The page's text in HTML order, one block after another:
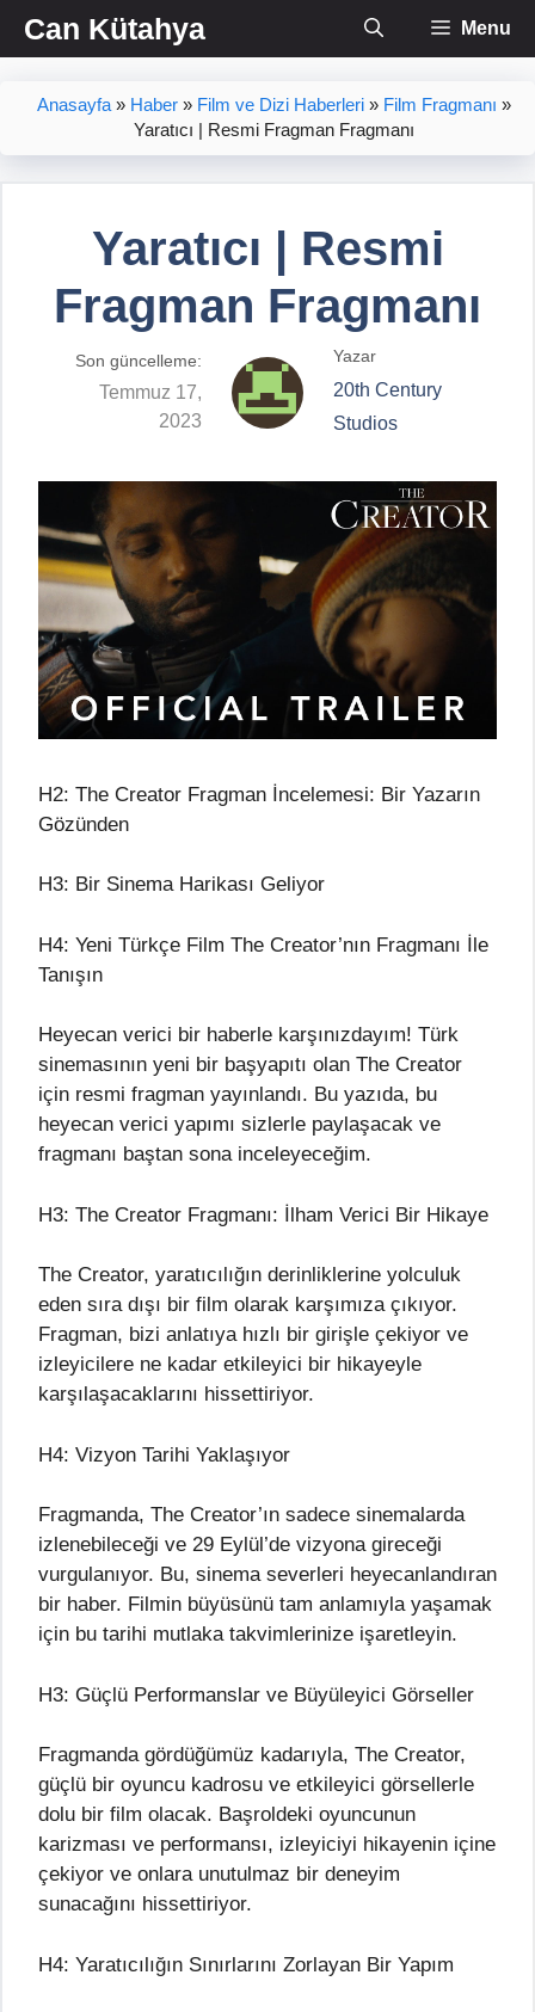
İçeriğe
atlaCan Kütahya Menu
Anasayfa» Haber» Film ve Dizi Haberleri» Film Fragmanı »
Yaratıcı | Resmi Fragman Fragmanı
Yaratıcı | Resmi
Fragman Fragmanı
Son güncelleme:
Temmuz 17,
2023
Yazar
20th Century
Studios
H2: The Creator Fragman İncelemesi: Bir Yazarın
Gözünden
H3: Bir Sinema Harikası Geliyor
H4: Yeni Türkçe Film The Creator’nın Fragmanı İle
Tanışın
Heyecan verici bir haberle karşınızdayım! Türk
sinemasının yeni bir başyapıtı olan The Creator
için resmi fragman yayınlandı. Bu yazıda, bu
heyecan verici yapımı sizlerle paylaşacak ve
fragmanı baştan sona inceleyeceğim.
H3: The Creator Fragmanı: İlham Verici Bir Hikaye
The Creator, yaratıcılığın derinliklerine yolculuk
eden sıra dışı bir film olarak karşımıza çıkıyor.
Fragman, bizi anlatıya hızlı bir girişle çekiyor ve
izleyicilere ne kadar etkileyici bir hikayeyle
karşılaşacaklarını hissettiriyor.
H4: Vizyon Tarihi Yaklaşıyor
Fragmanda, The Creator’ın sadece sinemalarda
izlenebileceği ve 29 Eylül’de vizyona gireceği
vurgulanıyor. Bu, sinema severleri heyecanlandıran
bir haber. Filmin büyüsünü tam anlamıyla yaşamak
için bu tarihi mutlaka takvimlerinize işaretleyin.
H3: Güçlü Performanslar ve Büyüleyici Görseller
Fragmanda gördüğümüz kadarıyla, The Creator,
güçlü bir oyuncu kadrosu ve etkileyici görsellerle
dolu bir film olacak. Başroldeki oyuncunun
karizması ve performansı, izleyiciyi hikayenin içine
çekiyor ve onlara unutulmaz bir deneyim
sunacağını hissettiriyor.
H4: Yaratıcılığın Sınırlarını Zorlayan Bir Yapım